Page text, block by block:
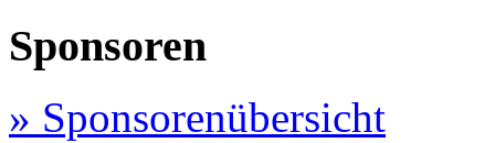
Sponsoren
» Sponsorenübersicht